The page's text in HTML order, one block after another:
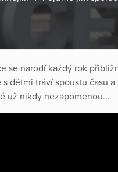
se narodí každý rok
s dětmi tráví spoustu času
už nikdy nezapomenou...